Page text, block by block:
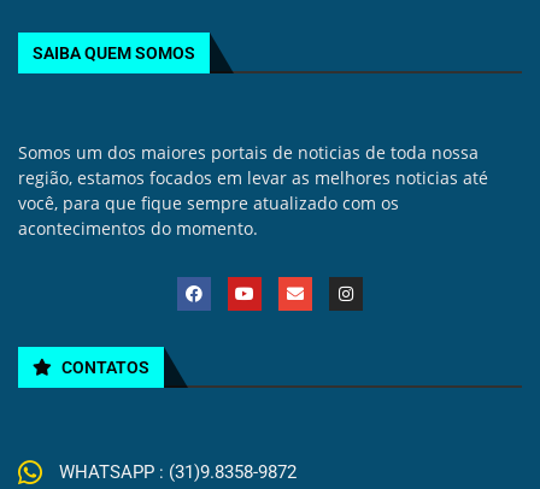
SAIBA QUEM SOMOS
Somos um dos maiores portais de noticias de toda nossa
região, estamos focados em levar as melhores noticias até
você, para que fique sempre atualizado com os
acontecimentos do momento.
CONTATOS
WHATSAPP : (31)9.8358-9872